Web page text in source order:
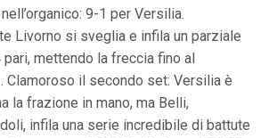
9-1 per Versilia.
Livorno si sveglia e infila un parziale
mettendo la freccia fino al
Clamoroso il secondo set: Versilia è
la frazione in mano, ma Belli,
infila una serie incredibile di battute